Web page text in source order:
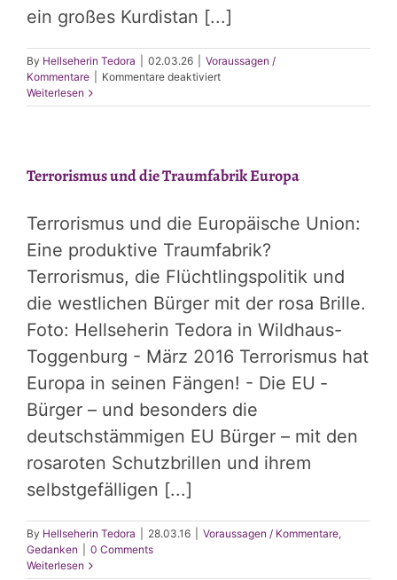
ein großes Kurdistan [...]
By Hellseherin Tedora 02.03.26
Voraussagen /
Kommentare
Kommentare deaktiviertfür
nahöstliche
Türkei
Weiterlesen
Terrorismus und die Traumfabrik Europa
Terrorismus und die Europäische Union:
Eine produktive Traumfabrik?
Terrorismus, die Flüchtlingspolitik und
die westlichen Bürger mit der rosa Brille.
Foto: Hellseherin Tedora in Wildhaus-
Toggenburg - März 2016 Terrorismus hat
Europa in seinen Fängen! - Die EU ­
Bürger – und besonders die
deutschstämmigen EU­ Bürger – mit den
rosaroten Schutzbrillen und ihrem
selbstgefälligen [...]
By Hellseherin Tedora 28.03.16 Voraussagen / Kommentare,
Gedanken
0 Comments
Weiterlesen